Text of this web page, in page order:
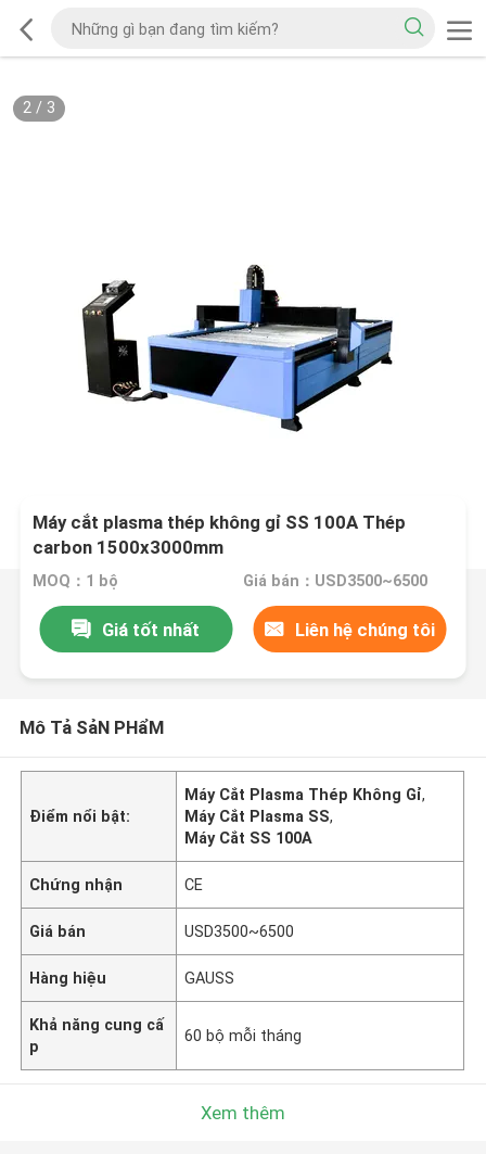
2/ 3
Máy cắt plasma thép không gỉ SS 100A Thép
carbon 1500x3000mm
MOQ：1 bộ Giá bán：USD3500~6500
Giá tốt nhất Liên hệ chúng tôi
Mô Tả SảN PHẩM
Điểm nổi bật:
Máy Cắt Plasma Thép Không Gỉ,
Máy Cắt Plasma SS,
Máy Cắt SS 100A
Chứng nhận CE
Giá bán USD3500~6500
Hàng hiệu GAUSS
Khả năng cung cấ
p
60 bộ mỗi tháng
Xem thêm